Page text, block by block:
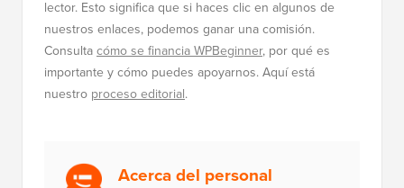
Cómo Solucionar el Error al
Establecer una Conexión de Base de
Datos en WordPress
nuestros enlaces, podemos ganar una comisión.